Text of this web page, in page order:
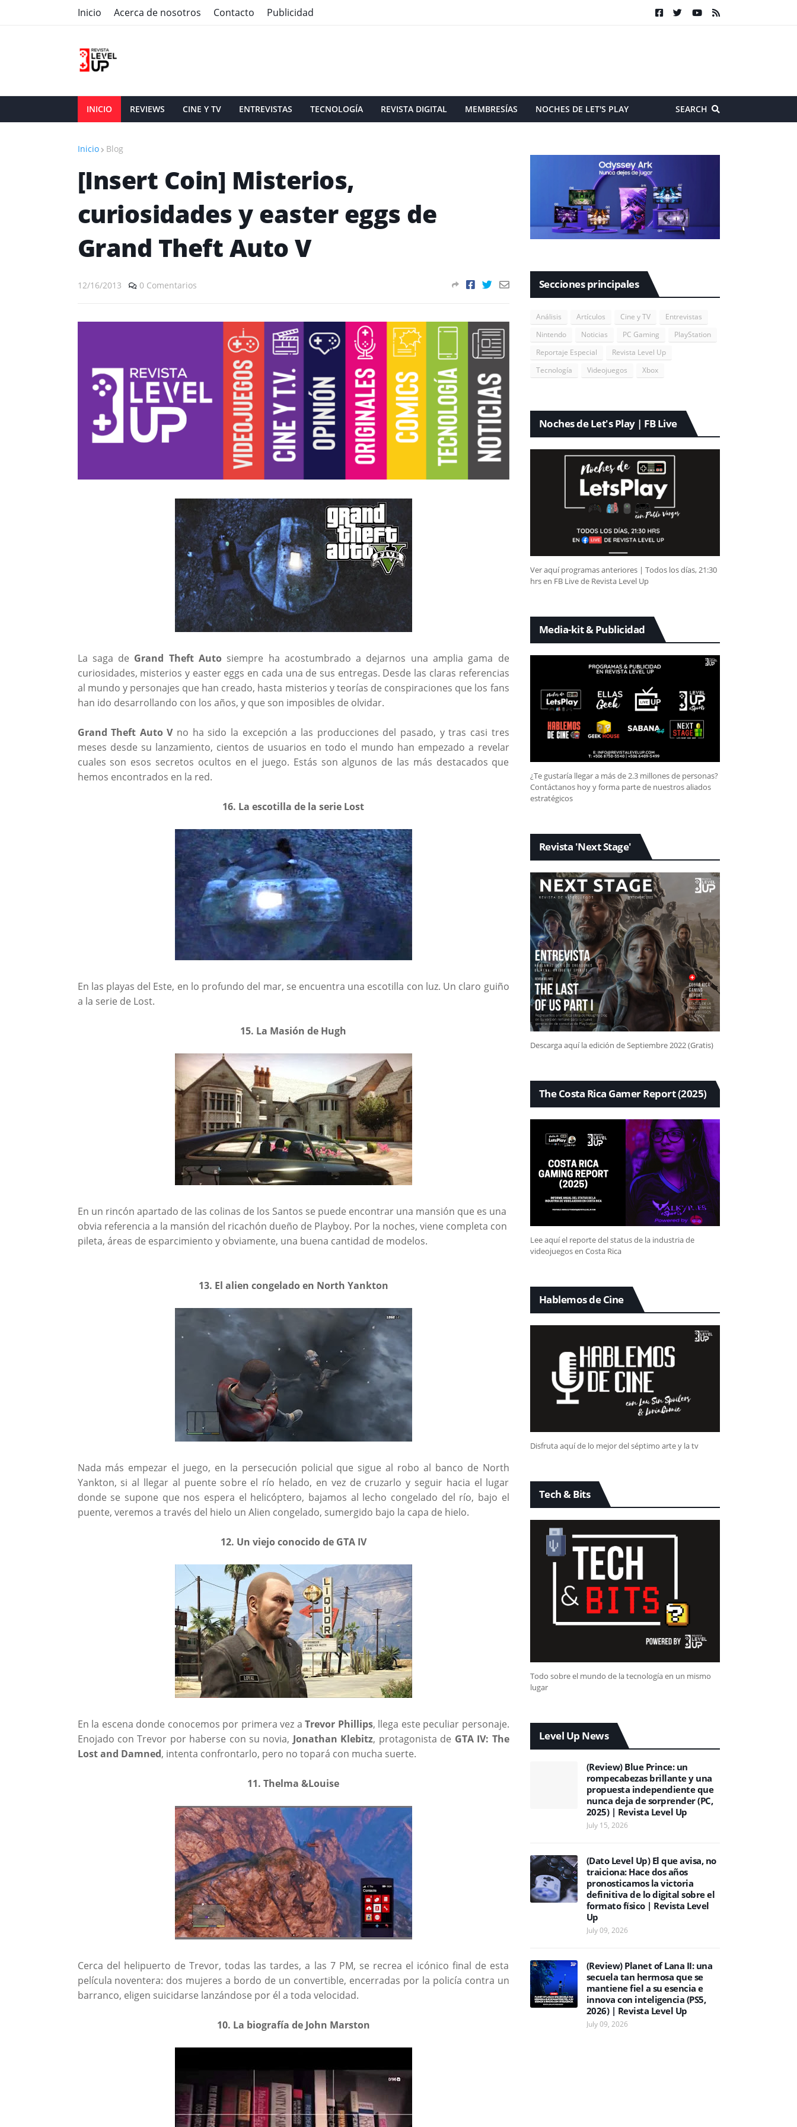
Inicio Acerca de nosotros Contacto Publicidad
INICIO REVIEWS CINE Y TV ENTREVISTAS TECNOLOGÍA REVISTA DIGITAL MEMBRESÍAS NOCHES DE LET'S PLAY SEARCH
Inicio Blog
[Insert Coin] Misterios,
curiosidades y easter eggs de
Grand Theft Auto V
12/16/2013 0 Comentarios
La saga de Grand Theft Autosiempre ha acostumbrado a dejarnos una amplia gama de
curiosidades, misterios y easter eggs en cada una de sus entregas. Desde las claras referencias
al mundo y personajes que han creado, hasta misterios y teorías de conspiraciones que los fans
han ido desarrollando con los años, y que son imposibles de olvidar.
Grand Theft Auto Vno ha sido la excepción a las producciones del pasado, y tras casi tres
meses desde su lanzamiento, cientos de usuarios en todo el mundo han empezado a revelar
cuales son esos secretos ocultos en el juego. Estás son algunos de las más destacados que
hemos encontrados en la red.
16. La escotilla de la serie Lost
En las playas del Este, en lo profundo del mar, se encuentra una escotilla con luz. Un claro guiño
a la serie de Lost.
15. La Masión de Hugh
En un rincón apartado de las colinas de los Santos se puede encontrar una mansión que es una
obvia referencia a la mansión del ricachón dueño de Playboy. Por la noches, viene completa con
pileta, áreas de esparcimiento y obviamente, una buena cantidad de modelos.
13. El alien congelado en North Yankton
Nada más empezar el juego, en la persecución policial que sigue al robo al banco de North
Yankton, si al llegar al puente sobre el río helado, en vez de cruzarlo y seguir hacia el lugar
donde se supone que nos espera el helicóptero, bajamos al lecho congelado del río, bajo el
puente, veremos a través del hielo un Alien congelado, sumergido bajo la capa de hielo.
12. Un viejo conocido de GTA IV
En la escena donde conocemos por primera vez a Trevor Phillips, llega este peculiar personaje.
Enojado con Trevor por haberse con su novia, Jonathan Klebitz, protagonista de GTA IV: The
Lost and Damned, intenta confrontarlo, pero no topará con mucha suerte.
11. Thelma &Louise
Cerca del helipuerto de Trevor, todas las tardes, a las 7 PM, se recrea el icónico final de esta
película noventera: dos mujeres a bordo de un convertible, encerradas por la policía contra un
barranco, eligen suicidarse lanzándose por él a toda velocidad.
10. La biografía de John Marston
Secciones principales
Análisis Artículos Cine y TV
Entrevistas
Nintendo
Noticias PC Gaming
PlayStation
Reportaje Especial
Revista Level Up
Tecnología
Videojuegos Xbox
Noches de Let's Play | FB Live
Ver aquí programas anteriores | Todos los días, 21:30
hrs en FB Live de Revista Level Up
Media-kit & Publicidad
¿Te gustaría llegar a más de 2.3 millones de personas?
Contáctanos hoy y forma parte de nuestros aliados
estratégicos
Revista 'Next Stage'
Descarga aquí la edición de Septiembre 2022 (Gratis)
The Costa Rica Gamer Report (2025)
Lee aquí el reporte del status de la industria de
videojuegos en Costa Rica
Hablemos de Cine
Disfruta aquí de lo mejor del séptimo arte y la tv
Tech & Bits
Todo sobre el mundo de la tecnología en un mismo
lugar
Level Up News
(Review) Blue Prince: un
rompecabezas brillante y una
propuesta independiente que
nunca deja de sorprender (PC,
2025) | Revista Level Up
July 15, 2026
(Dato Level Up) El que avisa, no
traiciona: Hace dos años
pronosticamos la victoria
definitiva de lo digital sobre el
formato físico | Revista Level
Up
July 09, 2026
(Review) Planet of Lana II: una
secuela tan hermosa que se
mantiene fiel a su esencia e
innova con inteligencia (PS5,
2026) | Revista Level Up
July 09, 2026